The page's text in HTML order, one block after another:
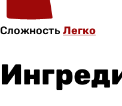
Сложность Легко